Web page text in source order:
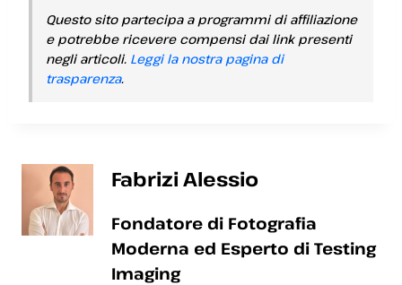
Questo sito partecipa a programmi di affiliazione
e potrebbe ricevere compensi dai link presenti
negli articoli. Leggi la nostra pagina di
trasparenza.
Fabrizi Alessio
Fondatore di Fotografia
Moderna ed Esperto di Testing
Imaging